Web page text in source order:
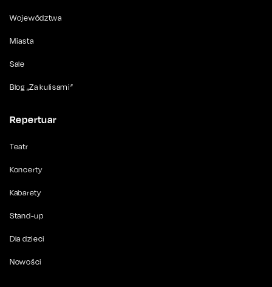
Województwa
Miasta
Sale
Blog „Za kulisami”
Repertuar
Teatr
Koncerty
Kabarety
Stand-up
Dla dzieci
Nowości